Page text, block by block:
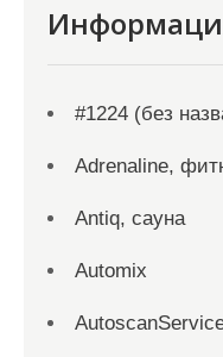
#1224 (без
Adrenaline,
Antiq, сауна
Automix